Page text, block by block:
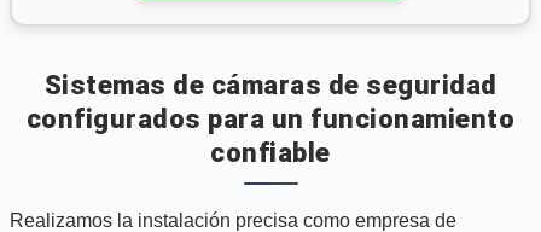
Sistemas de cámaras de seguridad
configurados para un funcionamiento
confiable
Realizamos la instalación precisa como empresa de